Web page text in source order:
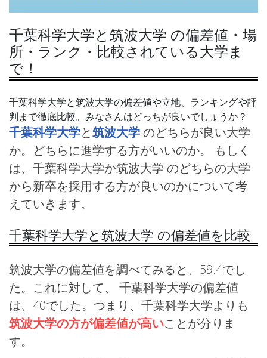
千葉科学大学と筑波大学 の偏差値・場
所・ランク・比較されている大学ま
で！
千葉科学大学と筑波大学の偏差値や立地、ランキングや評
判まで徹底比較。みなさんはどっちが良いでしょうか？
千葉科学大学と筑波大学のどちらが良い大学
か。どちらに進学する方がいいのか。 もしく
は、千葉科学大学か筑波大学 のどちらの大学
から新卒を採用する方が良いのかについて考
えていきます。
千葉科学大学と筑波大学 の偏差値を比較
筑波大学の偏差値を調べてみると、59.4でし
た。これに対して、 千葉科学大学の偏差値
は、40でした。つまり、千葉科学大学よりも
筑波大学の方が偏差値が高いことが分りま
す。